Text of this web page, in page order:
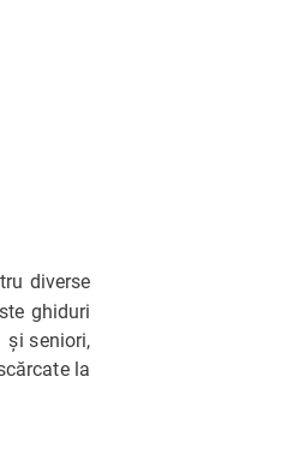
diverse
ghiduri
şi seniori,
la